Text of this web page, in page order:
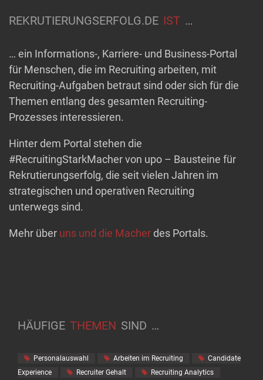
REKRUTIERUNGSERFOLG.DE IST …
… ein Informations-, Karriere- und Business-Portal
für Menschen, die im Recruiting arbeiten, mit
Recruiting-Aufgaben betraut sind oder sich für die
Themen entlang des gesamten Recruiting-
Prozesses interessieren.
Hinter dem Portal stehen die
#RecruitingStarkMacher von upo – Bausteine für
Rekrutierungserfolg, die seit vielen Jahren im
strategischen und operativen Recruiting
unterwegs sind.
Mehr über uns und die Macherdes Portals.
HÄUFIGE THEMEN SIND …
Personalauswahl Arbeiten im Recruiting
Candidate
Experience
Recruiter Gehalt
Recruiting Analytics